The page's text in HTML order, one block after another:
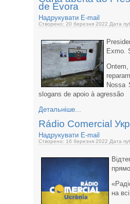
de Évora
Надрукувати E-mail
Створено: 20 березня 2022 Дата
Exmo.
Nossa
slogans de apoio à agressão
Детальніше...
Rádio Comercial
Надрукувати E-mail
Створено: 16 березня 2022 Дата
на